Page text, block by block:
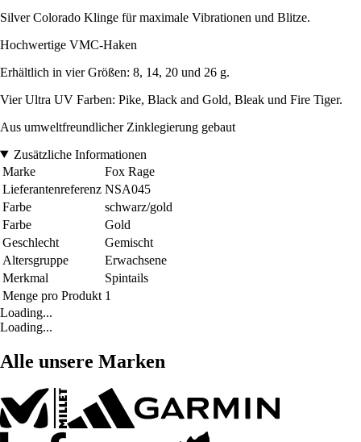
Silver Colorado Klinge für maximale Vibrationen und Blitze.
Hochwertige VMC-Haken
Erhältlich in vier Größen: 8, 14, 20 und 26 g.
Vier Ultra UV Farben: Pike, Black and Gold, Bleak und Fire Tiger.
Aus umweltfreundlicher Zinklegierung gebaut
Zusätzliche Informationen
Marke
Fox Rage
Lieferantenreferenz NSA045
Farbe
schwarz/gold
Farbe
Gold
Geschlecht
Gemischt
Altersgruppe
Erwachsene
Merkmal
Spintails
Menge pro Produkt 1
Loading...
Loading...
Alle unsere Marken